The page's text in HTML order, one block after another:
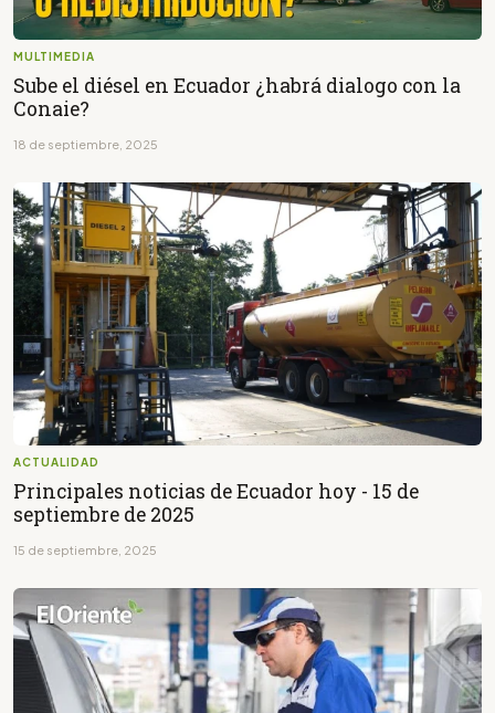
MULTIMEDIA
Sube el diésel en Ecuador ¿habrá dialogo con la
Conaie?
18 de septiembre, 2025
ACTUALIDAD
Principales noticias de Ecuador hoy - 15 de
septiembre de 2025
15 de septiembre, 2025